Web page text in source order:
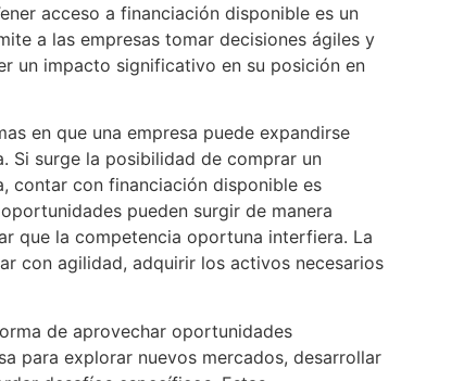
acceso a financiación disponible es un
a las empresas tomar decisiones ágiles y
un impacto significativo en su posición en
en que una empresa puede expandirse
Si surge la posibilidad de comprar un
contar con financiación disponible es
pueden surgir de manera
que la competencia oportuna interfiera. La
con agilidad, adquirir los activos necesarios
de aprovechar oportunidades
para explorar nuevos mercados, desarrollar